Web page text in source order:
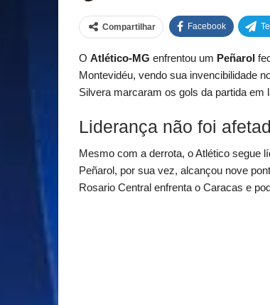
Compartilhar Facebook
O Atlético-MG enfrentou um Peñarol
Montevidéu, vendo sua invencibilidade
Silvera marcaram os gols da partida em
Liderança não foi
Mesmo com a derrota, o Atlético segue
Peñarol, por sua vez, alcançou nove
Rosario Central enfrenta o Caracas e